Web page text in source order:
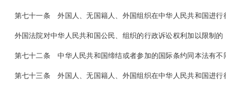
第七十一条外国人、无国籍人、外国组织在中华人民共和国进
外国法院对中华人民共和国公民、组织的行政诉讼权利加以限制的
第七十二条中华人民共和国缔结或者参加的国际条约同本法有
第七十三条外国人、无国籍人、外国组织在中华人民共和国进